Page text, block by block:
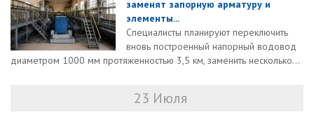
заменят запорную арматуру и
элементы...
Специалисты планируют переключить
вновь построенный напорный водовод
диаметром 1000 мм протяженностью 3,5 км, заменить несколько...
23 Июля